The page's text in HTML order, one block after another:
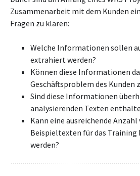
Zusammenarbeit mit dem Kunden
Fragen zu klären:
Welche Informationen sollen
extrahiert werden?
Können diese Informationen
Geschäftsproblem des Kunden
Sind diese Informationen
analysierenden Texten
Kann eine ausreichende
Beispieltexten für das
werden?